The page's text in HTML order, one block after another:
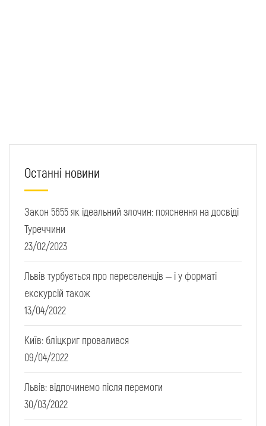
Останні новини
Закон 5655 як ідеальний злочин: пояснення на досвіді
Туреччини
23/02/2023
Львів турбується про переселенців – і у форматі
екскурсій також
13/04/2022
Київ: бліцкриг провалився
09/04/2022
Львів: відпочинемо після перемоги
30/03/2022